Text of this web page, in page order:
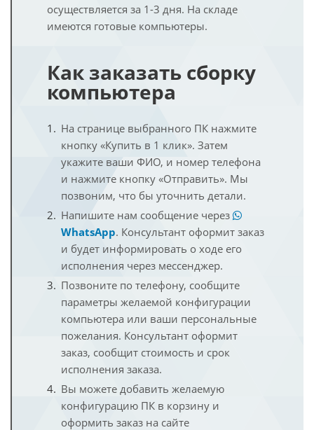
осуществляется за 1-3 дня. На складе
имеются готовые компьютеры.
Как заказать сборку
компьютера
На странице выбранного ПК нажмите
кнопку «Купить в 1 клик». Затем
укажите ваши ФИО, и номер телефона
и нажмите кнопку «Отправить». Мы
позвоним, что бы уточнить детали.
Напишите нам сообщение через
WhatsApp. Консультант оформит заказ
и будет информировать о ходе его
исполнения через мессенджер.
Позвоните по телефону, сообщите
параметры желаемой конфигурации
компьютера или ваши персональные
пожелания. Консультант оформит
заказ, сообщит стоимость и срок
исполнения заказа.
Вы можете добавить желаемую
конфигурацию ПК в корзину и
оформить заказ на сайте